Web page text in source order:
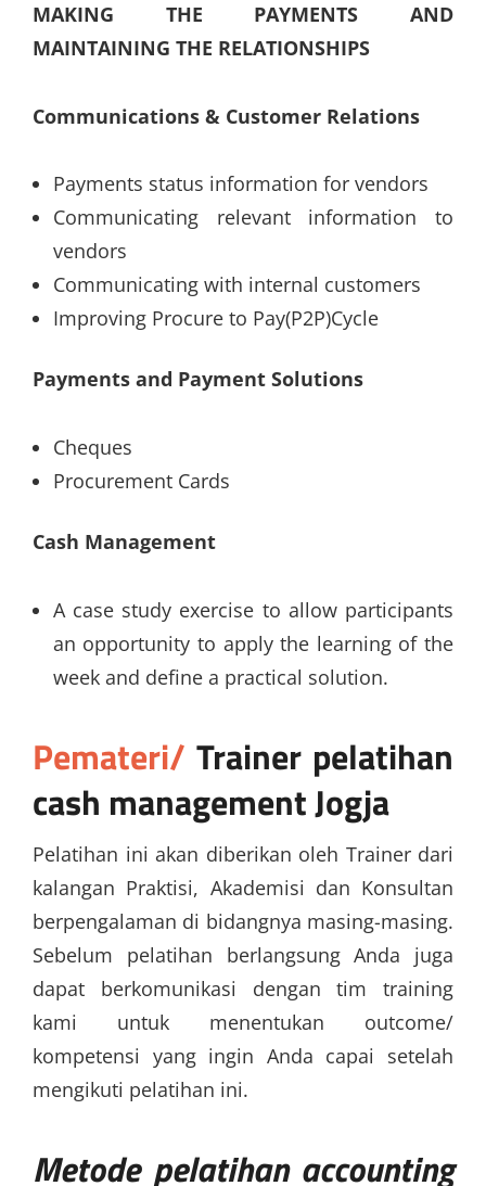
MAKING THE PAYMENTS AND
MAINTAINING THE RELATIONSHIPS
Communications & Customer Relations
Payments status information for vendors
Communicating relevant information to
vendors
Communicating with internal customers
Improving Procure to Pay(P2P)Cycle
Payments and Payment Solutions
Cheques
Procurement Cards
Cash Management
A case study exercise to allow participants
an opportunity to apply the learning of the
week and define a practical solution.
Pemateri/ Trainer pelatihan
cash management Jogja
Pelatihan ini akan diberikan oleh Trainer dari
kalangan Praktisi, Akademisi dan Konsultan
berpengalaman di bidangnya masing-masing.
Sebelum pelatihan berlangsung Anda juga
dapat berkomunikasi dengan tim training
kami untuk menentukan outcome/
kompetensi yang ingin Anda capai setelah
mengikuti pelatihan ini.
Metode pelatihan accounting